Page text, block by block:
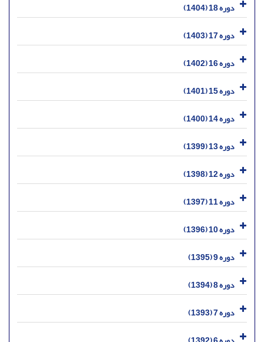
دوره 18 (1404)
دوره 17 (1403)
دوره 16 (1402)
دوره 15 (1401)
دوره 14 (1400)
دوره 13 (1399)
دوره 12 (1398)
دوره 11 (1397)
دوره 10 (1396)
دوره 9 (1395)
دوره 8 (1394)
دوره 7 (1393)